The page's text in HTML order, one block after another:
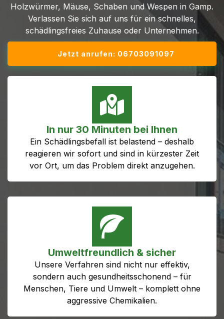
Holzwürmer, Mäuse, Schaben und Wespen in Gamp.
Verlassen Sie sich auf uns für ein schnelles,
schädlingsfreies Zuhause oder Unternehmen.
Jetzt anrufen: 06703091097
In nur 30 Minuten bei Ihnen
Ein Schädlingsbefall ist belastend – deshalb
reagieren wir sofort und sind in kürzester Zeit
vor Ort, um das Problem direkt anzugehen.
Umweltfreundlich & sicher
Unsere Verfahren sind nicht nur effektiv,
sondern auch gesundheitsschonend – für
Menschen, Tiere und Umwelt – komplett ohne
aggressive Chemikalien.